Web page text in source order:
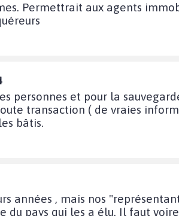
Permettrait aux agents
personnes et pour la
transaction ( de vraies
bâtis.
années , mais nos
du pays qui les a élu. Il faut